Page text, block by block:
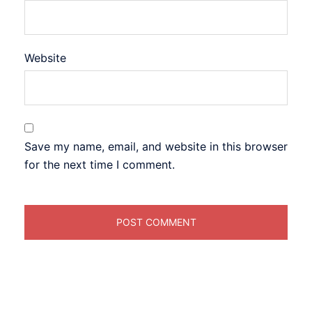
Website
Save my name, email, and website in this browser
for the next time I comment.